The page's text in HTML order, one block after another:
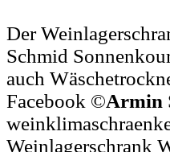
Der
Schmid
auch
Facebook ©Armin
Weinlagerschrank